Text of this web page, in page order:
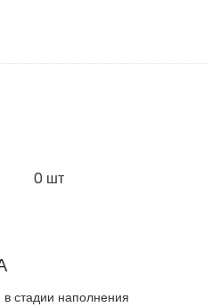
0 шт
стадии наполнения